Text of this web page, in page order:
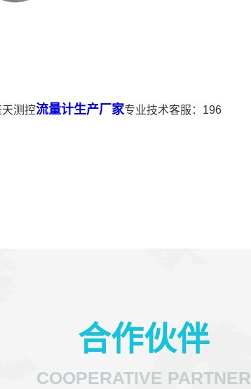
测控流量计生产厂家专业技术客服：196
合作伙伴
COOPERATIVE PARTNER